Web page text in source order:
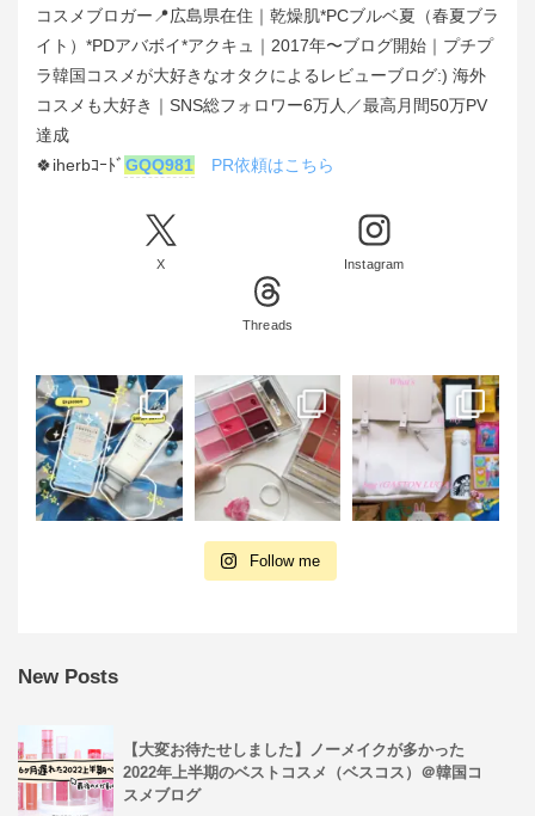
コスメブロガー📍広島県在住｜乾燥肌*PCブルベ夏（春夏ブラ
イト）*PDアバボイ*アクキュ｜2017年〜ブログ開始｜プチプ
ラ韓国コスメが大好きなオタクによるレビューブログ:) 海外
コスメも大好き｜SNS総フォロワー6万人／最高月間50万PV
達成
🍀iherbｺｰﾄﾞ GQQ981 PR依頼はこちら
X Instagram
Threads
Follow me
New Posts
【大変お待たせしました】ノーメイクが多かった
2022年上半期のベストコスメ（ベスコス）＠韓国コ
スメブログ